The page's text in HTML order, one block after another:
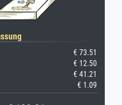
€ 73.51
€ 12.50
€ 41.21
€ 1.09